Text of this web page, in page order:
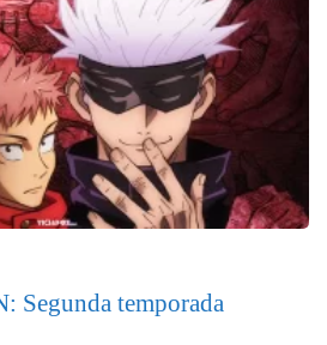
Segunda temporada